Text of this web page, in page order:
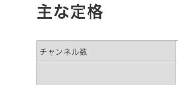
主な定格
チャンネル数